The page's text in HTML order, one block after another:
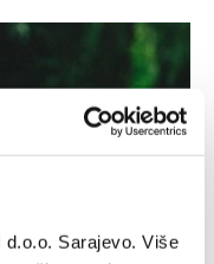
d.o.o. Sarajevo. Više